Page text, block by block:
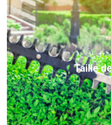
Taille